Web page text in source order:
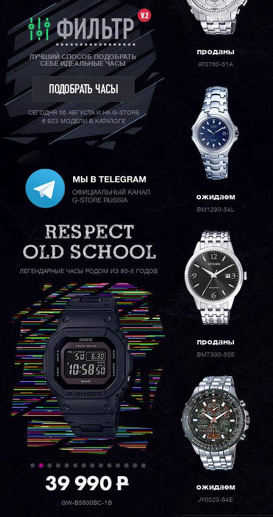
V.2
ФИЛЬТР
ЛУЧШИЙ СПОСОБ ПОДОБРАТЬ
СЕБЕ ИДЕАЛЬНЫЕ ЧАСЫ
ПОДОБРАТЬ ЧАСЫ
СЕГОДНЯ 06 АВГУСТА И НА G-STORE
6 923 МОДЕЛИ В КАТАЛОГЕ
ЛЕГЕНДАРНЫЕ ЧАСЫ РОДОМ ИЗ 80-Х ГОДОВ
39 990P
GW-B5600BC-1B
проданы
AT0760-51A
ожидаем
BM1290-54L
проданы
BM7300-50E
ожидаем
JY0020-64E